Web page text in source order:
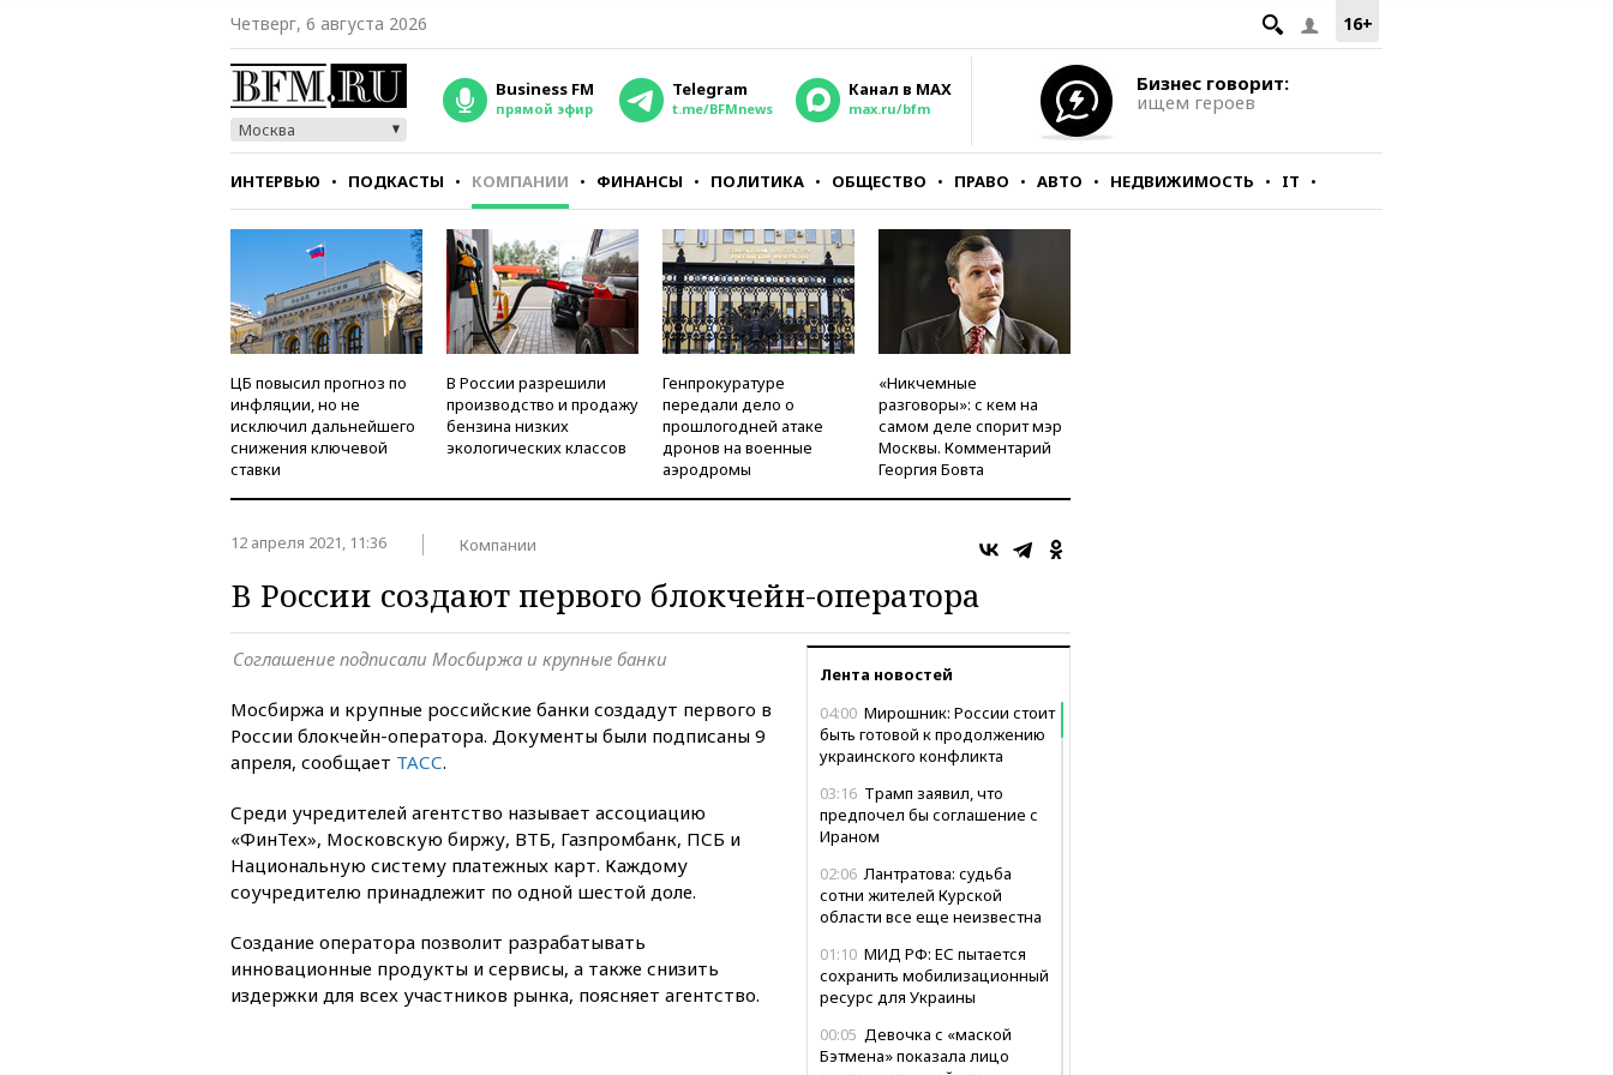
16+
Четверг, 6 августа 2026
Москва
Business FM
прямой эфир
Telegram
t.me/BFMnews
Канал в MAX
max.ru/bfm
Бизнес говорит:
ищем героев
ИНТЕРВЬЮ ПОДКАСТЫ КОМПАНИИ ФИНАНСЫ ПОЛИТИКА ОБЩЕСТВО ПРАВО АВТО НЕДВИЖИМОСТЬ IT
СТИЛЬ ТЕСТЫ
ЦБ повысил прогноз по
инфляции, но не
исключил дальнейшего
снижения ключевой
ставки
В России разрешили
производство и продажу
бензина низких
экологических классов
Генпрокуратуре
передали дело о
прошлогодней атаке
дронов на военные
аэродромы
«Никчемные
разговоры»: с кем на
самом деле спорит мэр
Москвы. Комментарий
Георгия Бовта
12 апреля 2021, 11:36 Компании
В России создают первого блокчейн-оператора
Лента новостей
04:00 Мирошник: России стоит
быть готовой к продолжению
украинского конфликта
03:16 Трамп заявил, что
предпочел бы соглашение с
Ираном
02:06 Лантратова: судьба
сотни жителей Курской
области все еще неизвестна
01:10 МИД РФ: ЕС пытается
сохранить мобилизационный
ресурс для Украины
00:05 Девочка с «маской
Бэтмена» показала лицо
Соглашение подписали Мосбиржа и крупные банки
Мосбиржа и крупные российские банки создадут первого в
России блокчейн-оператора. Документы были подписаны 9
апреля, сообщает ТАСС.
Среди учредителей агентство называет ассоциацию
«ФинТех», Московскую биржу, ВТБ, Газпромбанк, ПСБ и
Национальную систему платежных карт. Каждому
соучредителю принадлежит по одной шестой доле.
Создание оператора позволит разрабатывать
инновационные продукты и сервисы, а также снизить
издержки для всех участников рынка, поясняет агентство.